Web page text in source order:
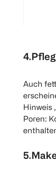
Auch
Hinweis
Poren: